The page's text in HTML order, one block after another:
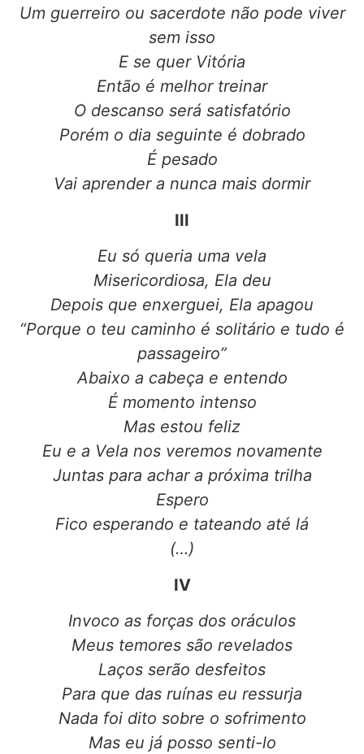
Um guerreiro ou sacerdote não pode viver
sem isso
E se quer Vitória
Então é melhor treinar
O descanso será satisfatório
Porém o dia seguinte é dobrado
É pesado
Vai aprender a nunca mais dormir
III
Eu só queria uma vela
Misericordiosa, Ela deu
Depois que enxerguei, Ela apagou
“Porque o teu caminho é solitário e tudo é
passageiro”
Abaixo a cabeça e entendo
É momento intenso
Mas estou feliz
Eu e a Vela nos veremos novamente
Juntas para achar a próxima trilha
Espero
Fico esperando e tateando até lá
(…)
IV
Invoco as forças dos oráculos
Meus temores são revelados
Laços serão desfeitos
Para que das ruínas eu ressurja
Nada foi dito sobre o sofrimento
Mas eu já posso senti-lo